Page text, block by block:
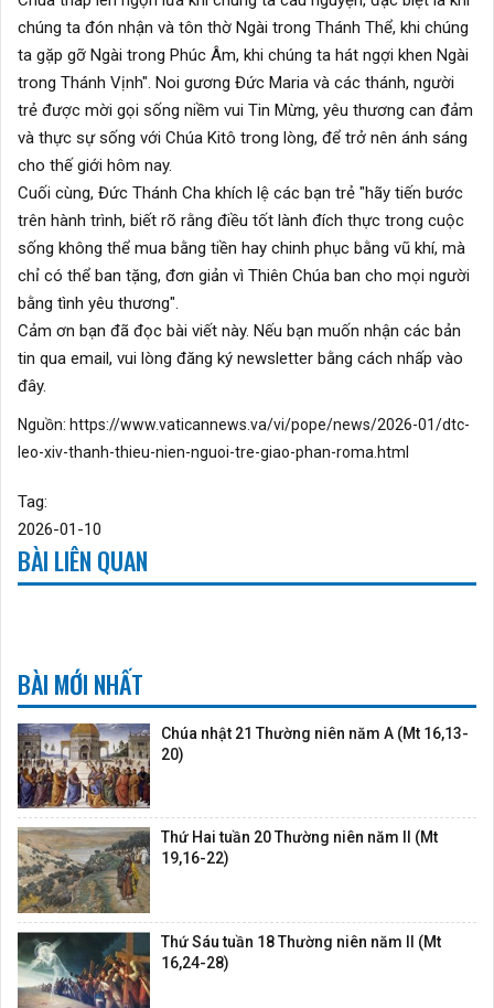
chúng ta đón nhận và tôn thờ Ngài trong Thánh Thể, khi chúng
ta gặp gỡ Ngài trong Phúc Âm, khi chúng ta hát ngợi khen Ngài
trong Thánh Vịnh". ​​Noi gương Đức Maria và các thánh, người
trẻ được mời gọi sống niềm vui Tin Mừng, yêu thương can đảm
và thực sự sống với Chúa Kitô trong lòng, để trở nên ánh sáng
cho thế giới hôm nay.
Cuối cùng, Đức Thánh Cha khích lệ các bạn trẻ "hãy tiến bước
trên hành trình, biết rõ rằng điều tốt lành đích thực trong cuộc
sống không thể mua bằng tiền hay chinh phục bằng vũ khí, mà
chỉ có thể ban tặng, đơn giản vì Thiên Chúa ban cho mọi người
bằng tình yêu thương".
Cảm ơn bạn đã đọc bài viết này. Nếu bạn muốn nhận các bản
tin qua email, vui lòng đăng ký newsletter bằng cách nhấp vào
đây.
Nguồn: https://www.vaticannews.va/vi/pope/news/2026-01/dtc-
leo-xiv-thanh-thieu-nien-nguoi-tre-giao-phan-roma.html
Tag:
2026-01-10
BÀI LIÊN QUAN
BÀI MỚI NHẤT
Chúa nhật 21 Thường niên năm A (Mt 16,13-
20)
Thứ Hai tuần 20 Thường niên năm II (Mt
19,16-22)
Thứ Sáu tuần 18 Thường niên năm II (Mt
16,24-28)